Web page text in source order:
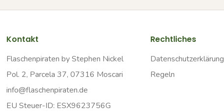
Kontakt
Flaschenpiraten by Stephen Nickel
Pol. 2, Parcela 37, 07316 Moscari
info@flaschenpiraten.de
EU Steuer-ID: ESX9623756G
Rechtliches
Datenschutzerklärung
Regeln